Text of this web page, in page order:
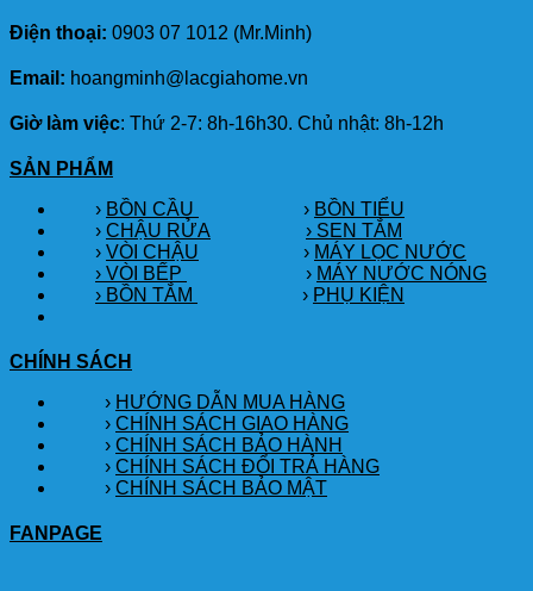
Điện thoại: 0903 07 1012 (Mr.Minh)
Email: hoangminh@lacgiahome.vn
Giờ làm việc: Thứ 2-7: 8h-16h30. Chủ nhật: 8h-12h
SẢN PHẨM
› BỒN CẦU › BỒN TIỂU
› CHẬU RỬA
› SEN TẮM
› VÒI CHẬU › MÁY LỌC NƯỚC
› VÒI BẾP
› MÁY NƯỚC NÓNG
› BỒN TẮM
› PHỤ KIỆN
CHÍNH SÁCH
› HƯỚNG DẪN MUA HÀNG
› CHÍNH SÁCH GIAO HÀNG
› CHÍNH SÁCH BẢO HÀNH
› CHÍNH SÁCH ĐỔI TRẢ HÀNG
› CHÍNH SÁCH BẢO MẬT
FANPAGE